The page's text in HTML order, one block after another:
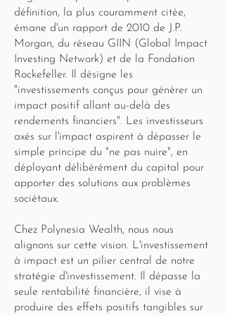
définition, la plus couramment citée,
émane d'un rapport de 2010 de J.P.
Morgan, du réseau GIIN (Global Impact
Investing Network) et de la Fondation
Rockefeller. Il désigne les
"investissements conçus pour générer un
impact positif allant au-delà des
rendements financiers". Les investisseurs
axés sur l'impact aspirent à dépasser le
simple principe du "ne pas nuire", en
déployant délibérément du capital pour
apporter des solutions aux problèmes
sociétaux.
Chez Polynesia Wealth, nous nous
alignons sur cette vision. L'investissement
à impact est un pilier central de notre
stratégie d'investissement. Il dépasse la
seule rentabilité financière, il vise à
produire des effets positifs tangibles sur